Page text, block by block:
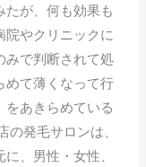
が、何も効果も
やクリニックに
みで判断されて処
めて薄くなって行
をあきらめている
発毛サロンは、
、男性・女性、